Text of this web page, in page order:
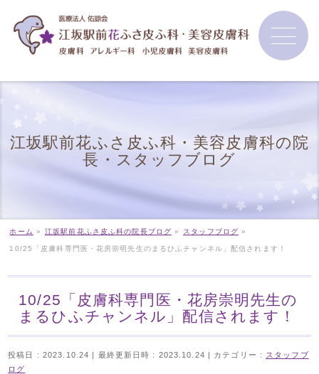
江坂駅前花ふさ皮ふ科・美容皮膚科の院
長・スタッフブログ
ホーム » 江坂駅前花ふさ皮ふ科の院長ブログ » スタッフブログ »
10/25「皮膚科専門医・花房崇明先生のまるひふチャンネル」配信されます！
10/25「皮膚科専門医・花房崇明先生の
まるひふチャンネル」配信されます！
投稿日 : 2023.10.24 最終更新日時 : 2023.10.24 カテゴリー : スタッフブ
ログ